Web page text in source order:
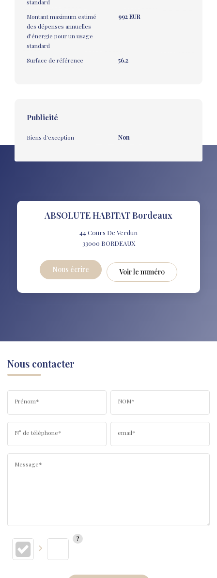
standard
Montant maximum estimé
des dépenses annuelles
d'énergie pour un usage
standard
992 EUR
Surface de référence 56.2
Publicité
Biens d'exception Non
ABSOLUTE HABITAT Bordeaux
44 Cours De Verdun
33000 BORDEAUX
Nous écrire Voir le numéro
Nous contacter
Prénom* NOM*
N° de téléphone* email*
Message*